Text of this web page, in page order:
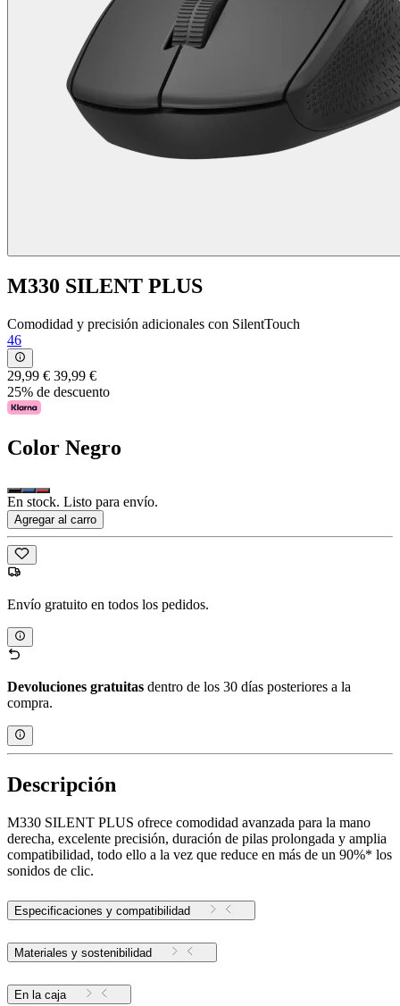
M330 SILENT PLUS
Comodidad y precisión adicionales con SilentTouch
46
29,99 € 39,99 €
25% de descuento
Color Negro
En stock. Listo para envío.
Agregar al carro
Envío gratuito en todos los pedidos.
Devoluciones gratuitas dentro de los 30 días posteriores a la
compra.
Descripción
M330 SILENT PLUS ofrece comodidad avanzada para la mano
derecha, excelente precisión, duración de pilas prolongada y amplia
compatibilidad, todo ello a la vez que reduce en más de un 90%* los
sonidos de clic.
Especificaciones y compatibilidad
Materiales y sostenibilidad
En la caja